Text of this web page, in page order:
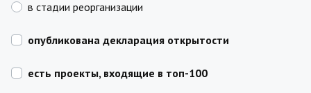
в стадии реорганизации
опубликована декларация открытости
есть проекты, входящие в топ-100